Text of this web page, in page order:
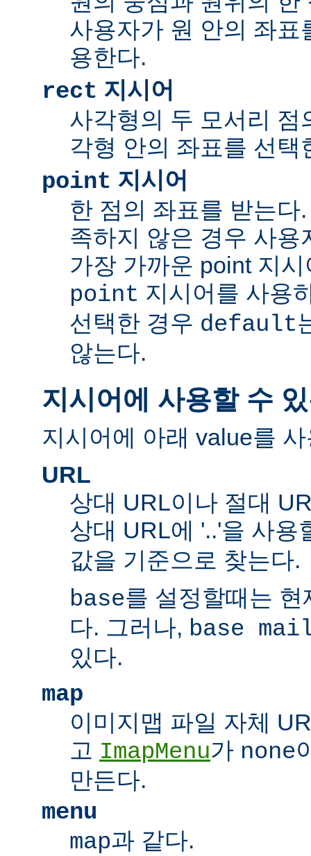
사용자가 원 안의 좌표
용한다.
rect 지시어
사각형의 두 모서리 점
각형 안의 좌표를 선택
point 지시어
한 점의 좌표를 받는다
족하지 않은 경우 사용
가장 가까운 point 지
point 지시어를 사용
선택한 경우 default
않는다.
지시어에 사용할 수
지시어에 아래 value를
URL
상대 URL이나 절대
상대 URL에 '..'을 사용
값을 기준으로 찾는다.
base를 설정할때는
다. 그러나, base
있다.
map
이미지맵 파일 자체
고 ImapMenu가 none
만든다.
menu
map과 같다.